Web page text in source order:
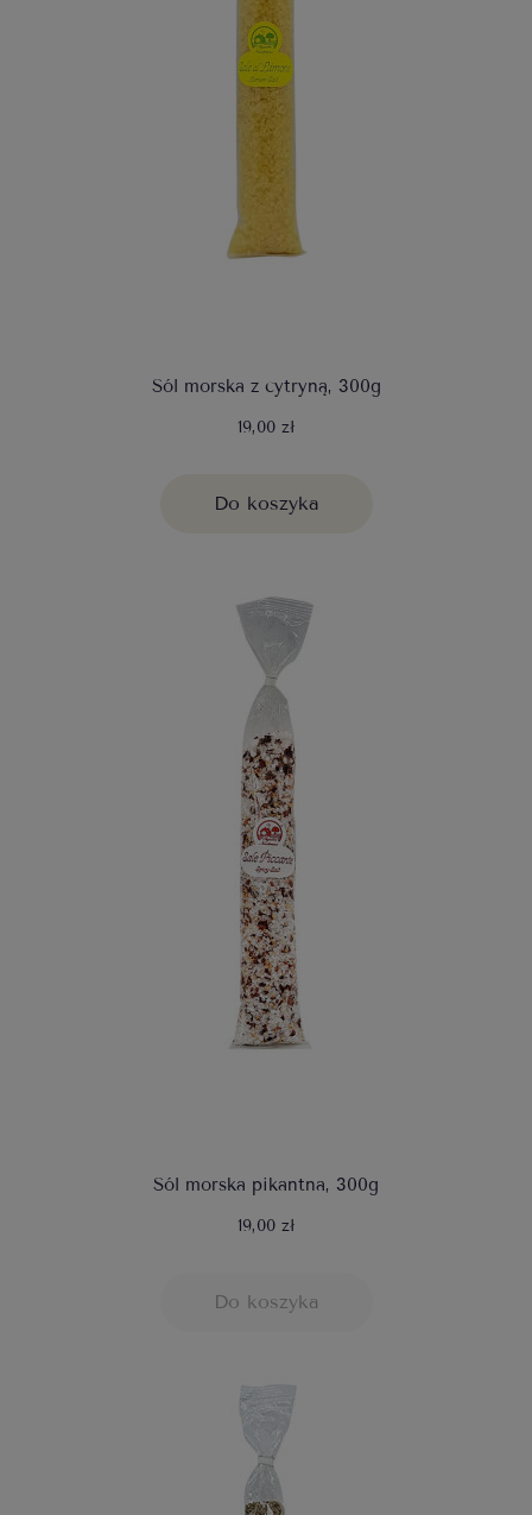
Sól morska z cytryną, 300g
19,00 zł
Do koszyka
Sól morska pikantna, 300g
19,00 zł
Do koszyka